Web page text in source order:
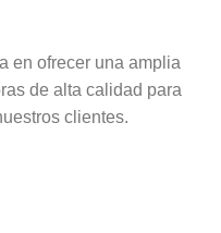
en ofrecer una amplia
de alta calidad para
clientes.